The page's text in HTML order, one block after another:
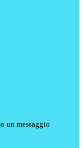
un messaggio